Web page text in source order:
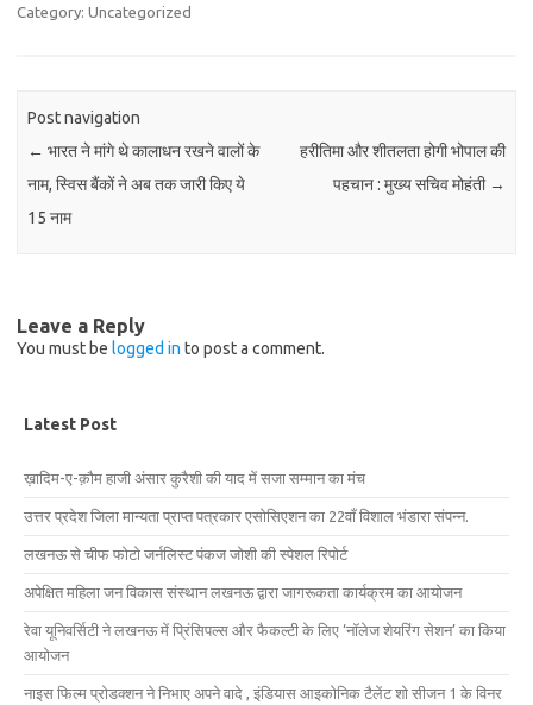
Category: Uncategorized
Post navigation
← भारत ने मांगे थे कालाधन रखने वालों के
नाम, स्विस बैंकों ने अब तक जारी किए ये
15 नाम
हरीतिमा और शीतलता होगी भोपाल की
पहचान : मुख्य सचिव मोहंती →
Leave a Reply
You must be logged in to post a comment.
Latest Post
ख़ादिम-ए-क़ौम हाजी अंसार कुरैशी की याद में सजा सम्मान का मंच
उत्तर प्रदेश जिला मान्यता प्राप्त पत्रकार एसोसिएशन का 22वाँ विशाल भंडारा संपन्न.
लखनऊ से चीफ फोटो जर्नलिस्ट पंकज जोशी की स्पेशल रिपोर्ट
अपेक्षित महिला जन विकास संस्थान लखनऊ द्वारा जागरूकता कार्यक्रम का आयोजन
रेवा यूनिवर्सिटी ने लखनऊ में प्रिंसिपल्स और फैकल्टी के लिए ‘नॉलेज शेयरिंग सेशन’ का किया
आयोजन
नाइस फिल्म प्रोडक्शन ने निभाए अपने वादे , इंडियास आइकोनिक टैलेंट शो सीजन 1 के विनर